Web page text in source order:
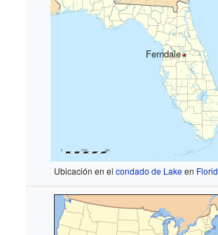
Ferndale
Ubicación en el condado de Lakeen